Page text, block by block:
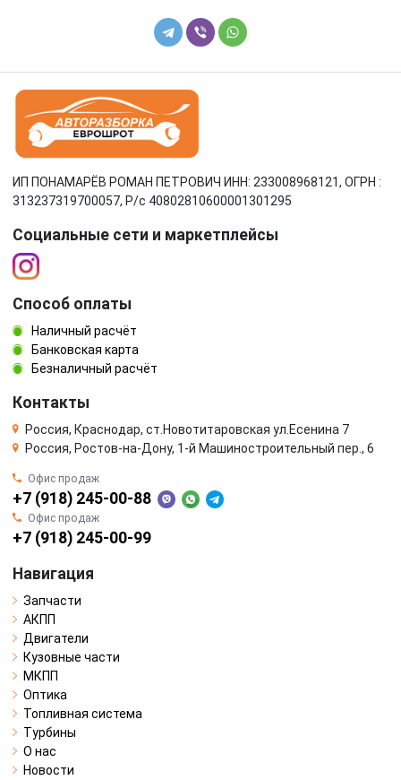
ИП ПОНАМАРЁВ РОМАН ПЕТРОВИЧ ИНН: 233008968121, ОГРН :
313237319700057, Р/c 40802810600001301295
Социальные сети и маркетплейсы
Способ оплаты
Наличный расчёт
Банковская карта
Безналичный расчёт
Контакты
Россия, Краснодар, ст.Новотитаровская ул.Есенина 7
Россия, Ростов-на-Дону, 1-й Машиностроительный пер., 6
Офис продаж
+7 (918) 245-00-88
Офис продаж
+7 (918) 245-00-99
Навигация
Запчасти
АКПП
Двигатели
Кузовные части
МКПП
Оптика
Топливная система
Турбины
О нас
Новости